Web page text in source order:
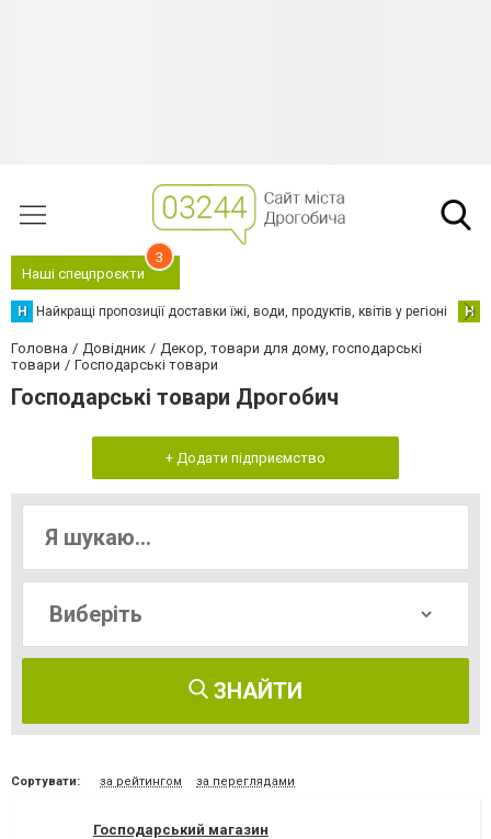
Наші спецпроєкти
3
Н Найкращі пропозиції доставки їжі, води, продуктів, квітів у регіоні Н
Головна Довідник
Декор, товари для дому, господарські
товари
Господарські товари
Господарські товари Дрогобич
+ Додати підприємство
ЗНАЙТИ
Сортувати: за рейтингом за переглядами
Господарський магазин